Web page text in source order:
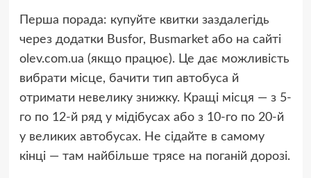
Перша порада: купуйте квитки заздалегідь
через додатки Busfor, Busmarket або на сайті
olev.com.ua (якщо працює). Це дає можливість
вибрати місце, бачити тип автобуса й
отримати невелику знижку. Кращі місця — з 5-
го по 12-й ряд у мідібусах або з 10-го по 20-й
у великих автобусах. Не сідайте в самому
кінці — там найбільше трясе на поганій дорозі.